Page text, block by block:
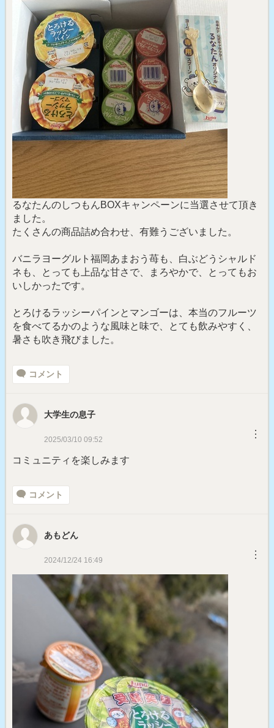
るなたんのしつもんBOXキャンペーンに当選させて頂き
ました。
たくさんの商品詰め合わせ、有難うございました。
バニラヨーグルト福岡あまおう苺も、白ぶどうシャルド
ネも、とっても上品な甘さで、まろやかで、とってもお
いしかったです。
とろけるラッシーパインとマンゴーは、本当のフルーツ
を食べてるかのような風味と味で、とても飲みやすく、
暑さも吹き飛びました。
コメント
大学生の息子
2025/03/10 09:52 ︙
コミュニティを楽しみます
コメント
あもどん
2024/12/24 16:49 ︙